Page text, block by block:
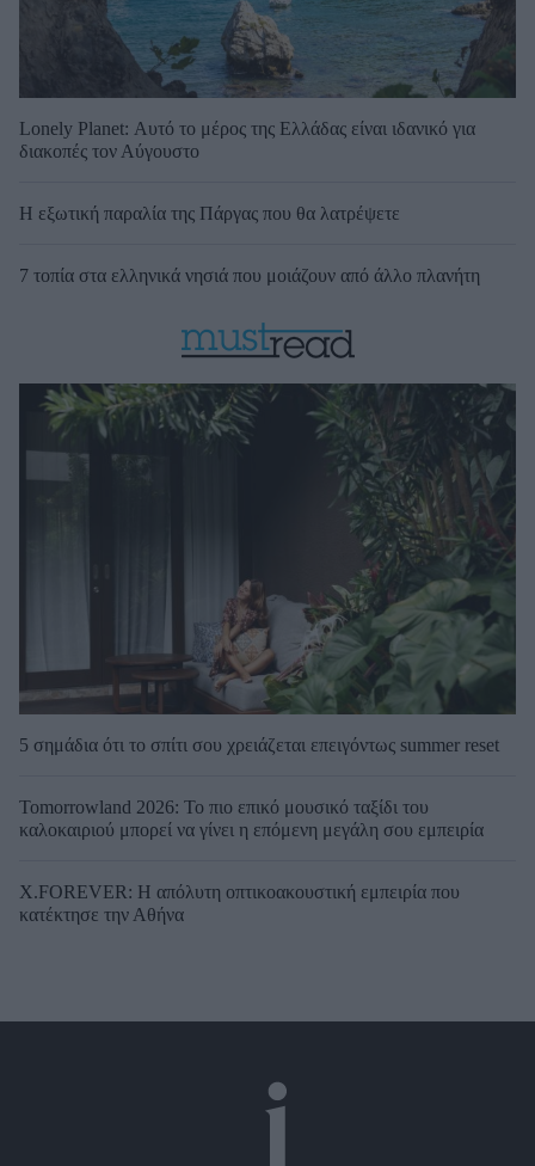
Lonely Planet: Αυτό το μέρος της Ελλάδας είναι ιδανικό για
διακοπές τον Αύγουστο
Η εξωτική παραλία της Πάργας που θα λατρέψετε
7 τοπία στα ελληνικά νησιά που μοιάζουν από άλλο πλανήτη
5 σημάδια ότι το σπίτι σου χρειάζεται επειγόντως summer reset
Tomorrowland 2026: Το πιο επικό μουσικό ταξίδι του
καλοκαιριού μπορεί να γίνει η επόμενη μεγάλη σου εμπειρία
X.FOREVER: Η απόλυτη οπτικοακουστική εμπειρία που
κατέκτησε την Αθήνα